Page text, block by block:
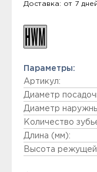
Доставка: от 7
Параметры:
Артикул:
Диаметр
Диаметр
Количество
Длина (мм):
Высота режущей